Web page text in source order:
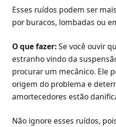
Esses ruídos podem ser
por buracos, lombadas ou
O que fazer:Se você ouvir
estranho vindo da
procurar um mecânico. Ele
origem do problema e
amortecedores estão
Não ignore esses ruídos,